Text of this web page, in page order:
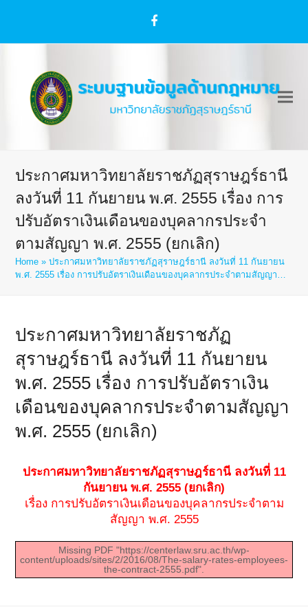
Facebook
ประกาศมหาวิทยาลัยราชภัฏสุราษฎร์ธานี
ลงวันที่ 11 กันยายน พ.ศ. 2555 เรื่อง การ
ปรับอัตราเงินเดือนของบุคลากรประจำ
ตามสัญญา พ.ศ. 2555 (ยกเลิก)
Home »ประกาศมหาวิทยาลัยราชภัฏสุราษฎร์ธานี ลงวันที่ 11 กันยายน
พ.ศ. 2555 เรื่อง การปรับอัตราเงินเดือนของบุคลากรประจำตามสัญญา…
ประกาศมหาวิทยาลัยราชภัฏ
สุราษฎร์ธานี ลงวันที่ 11 กันยายน
พ.ศ. 2555 เรื่อง การปรับอัตราเงิน
เดือนของบุคลากรประจำตามสัญญา
พ.ศ. 2555 (ยกเลิก)
ประกาศมหาวิทยาลัยราชภัฏสุราษฎร์ธานี ลงวันที่ 11
กันยายน พ.ศ. 2555 (ยกเลิก)
เรื่อง การปรับอัตราเงินเดือนของบุคลากรประจำตาม
สัญญา พ.ศ. 2555
Missing PDF "https://centerlaw.sru.ac.th/wp-
content/uploads/sites/2/2016/08/The-salary-rates-employees-
the-contract-2555.pdf".